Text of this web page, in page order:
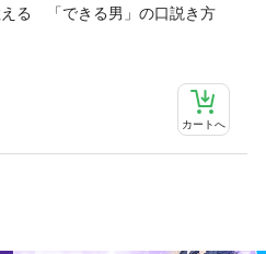
る 「できる男」の口説き方
カートへ